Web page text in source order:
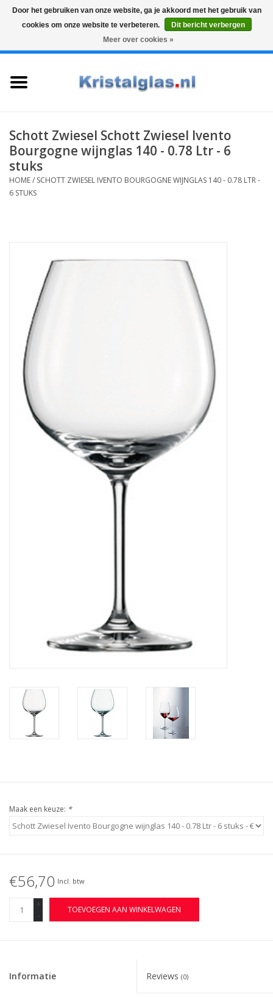
Graveren
Karaffen
Glas graveren
Vazen
Koffie & Thee
Bar & Wijn
Schott Zwiesel Schott Zwiesel Ivento
Bourgogne wijnglas 140 - 0.78 Ltr - 6
stuks
HOME/ SCHOTT ZWIESEL IVENTO BOURGOGNE WIJNGLAS 140 - 0.78 LTR -
6 STUKS
Maak een keuze: *
€56,70 Incl. btw
+
-
TOEVOEGEN AAN WINKELWAGEN
Informatie Reviews (0)
Door het gebruiken van onze website, ga je akkoord met het gebruik van
cookies om onze website te verbeteren.
Dit bericht verbergen
Meer over cookies »